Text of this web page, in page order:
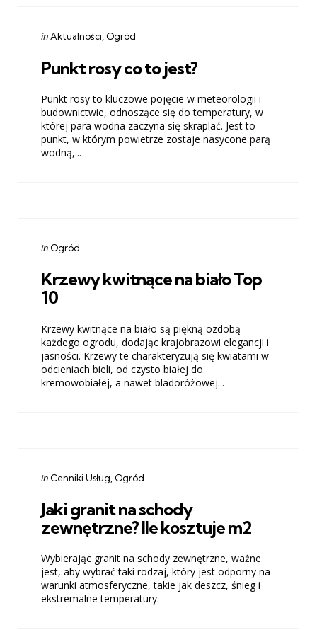
Categories
Posted
inAktualności Ogród
Punkt rosy co to jest?
Punkt rosy to kluczowe pojęcie w meteorologii i
budownictwie, odnoszące się do temperatury, w
której para wodna zaczyna się skraplać. Jest to
punkt, w którym powietrze zostaje nasycone parą
wodną,...
Categories
Posted
in Ogród
Krzewy kwitnące na biało Top
10
Krzewy kwitnące na biało są piękną ozdobą
każdego ogrodu, dodając krajobrazowi elegancji i
jasności. Krzewy te charakteryzują się kwiatami w
odcieniach bieli, od czysto białej do
kremowobiałej, a nawet bladoróżowej...
Categories
Posted
in Cenniki Usług Ogród
Jaki granit na schody
zewnętrzne? Ile kosztuje m2
Wybierając granit na schody zewnętrzne, ważne
jest, aby wybrać taki rodzaj, który jest odporny na
warunki atmosferyczne, takie jak deszcz, śnieg i
ekstremalne temperatury.